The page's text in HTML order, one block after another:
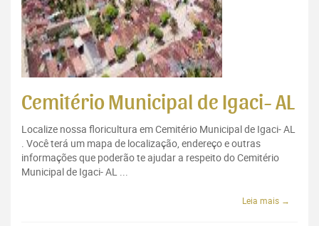
Cemitério Municipal de Igaci- AL
Localize nossa floricultura em Cemitério Municipal de Igaci- AL
. Você terá um mapa de localização, endereço e outras
informações que poderão te ajudar a respeito do Cemitério
Municipal de Igaci- AL ...
Leia mais →